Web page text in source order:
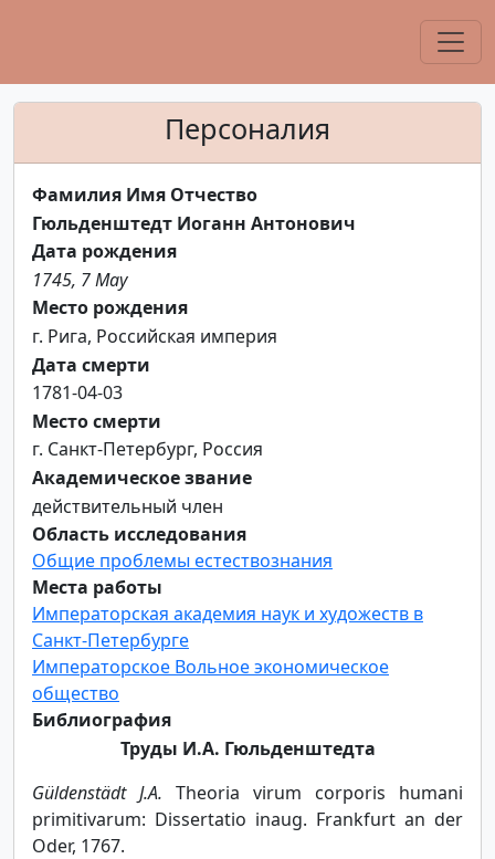
Персоналия
Фамилия Имя Отчество
Гюльденштедт Иоганн Антонович
Дата рождения
1745, 7 May
Место рождения
г. Рига, Российская империя
Дата смерти
1781-04-03
Место смерти
г. Санкт-Петербург, Россия
Академическое звание
действительный член
Область исследования
Общие проблемы естествознания
Места работы
Императорская академия наук и художеств в
Санкт-Петербурге
Императорское Вольное экономическое
общество
Библиография
Труды И.А. Гюльденштедта
Güldenstädt J.A. Theoria virum corporis humani
primitivarum: Dissertatio inaug. Frankfurt an der
Oder, 1767.